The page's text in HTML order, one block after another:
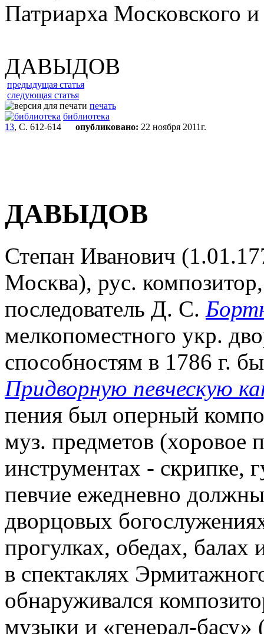
Патриарха Московского
ДАВЫДОВ
предыдущая статья
следующая статья
печать
библиотека
13, С. 612-614 опубликовано: 22 ноября 2011г.
ДАВЫДОВ
Степан Иванович
Москва), рус.
последователь Д. С.
мелкопоместного укр.
способностям в 1786 г.
Придворную певческую
пения был оперный
муз. предметов (хоровое
инструментах - скрипке,
певчие ежедневно
дворцовых
прогулках, обедах, балах
в спектаклях
обнаруживался
музыки и «генерал-